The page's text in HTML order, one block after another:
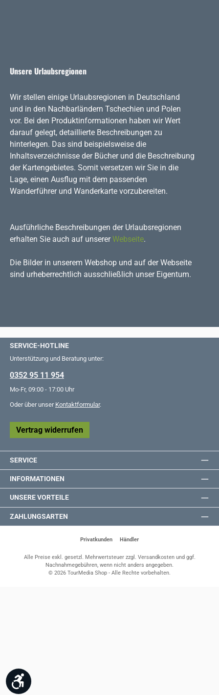
Unsere Urlaubsregionen
Wir stellen einige Urlaubsregionen in Deutschland
und in den Nachbarländern Tschechien und Polen
vor. Bei den Produktinformationen haben wir Wert
darauf gelegt, detaillierte Beschreibungen zu
hinterlegen. Das sind beispielsweise die
Inhaltsverzeichnisse der Bücher und die Beschreibung
der Kartengebietes. Somit versetzen wir Sie in die
Lage, einen Ausflug mit dem passenden
Wanderführer und Wanderkarte vorzubereiten.
Ausführliche Beschreibungen der Urlaubsregionen
erhalten Sie auch auf unsererWebseite.
Die Bilder in unserem Webshop und auf der Webseite
sind urheberrechtlich ausschließlich unser Eigentum.
SERVICE-HOTLINE
Unterstützung und Beratung unter:
0352 95 11 954
Mo-Fr, 09:00 - 17:00 Uhr
Oder über unser Kontaktformular.
Vertrag widerrufen
SERVICE
INFORMATIONEN
UNSERE VORTEILE
ZAHLUNGSARTEN
Privatkunden Händler
Alle Preise exkl. gesetzl. Mehrwertsteuer zzgl. Versandkostenund ggf.
Nachnahmegebühren, wenn nicht anders angegeben.
© 2026 TourMedia Shop - Alle Rechte vorbehalten.
Werkzeugleiste anzeigen